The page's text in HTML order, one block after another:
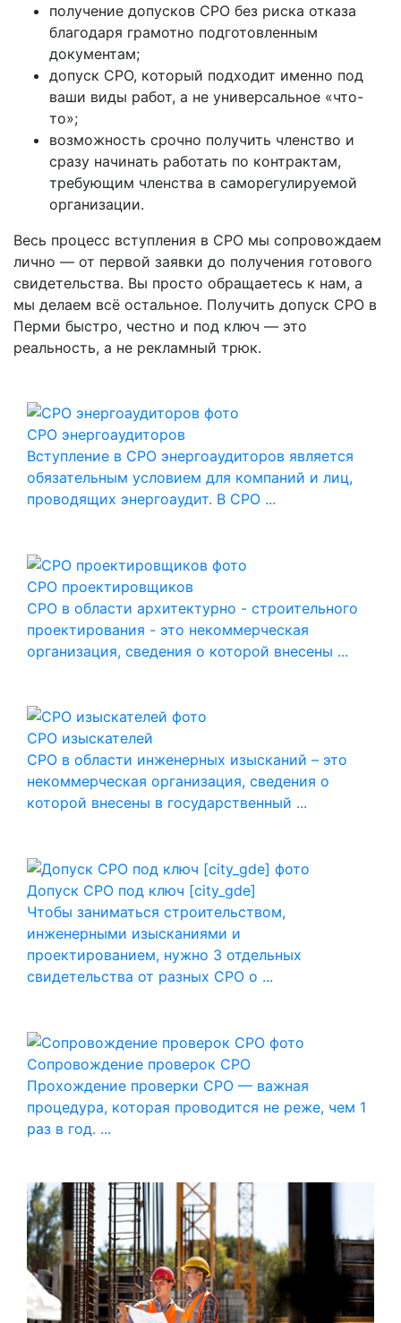
получение допусков СРО без риска отказа
благодаря грамотно подготовленным
документам;
допуск СРО, который подходит именно под
ваши виды работ, а не универсальное «что-
то»;
возможность срочно получить членство и
сразу начинать работать по контрактам,
требующим членства в саморегулируемой
организации.
Весь процесс вступления в СРО мы сопровождаем
лично — от первой заявки до получения готового
свидетельства. Вы просто обращаетесь к нам, а
мы делаем всё остальное. Получить допуск СРО в
Перми быстро, честно и под ключ — это
реальность, а не рекламный трюк.
СРО энергоаудиторов
Вступление в СРО энергоаудиторов является
обязательным условием для компаний и лиц,
проводящих энергоаудит. В СРО ...
СРО проектировщиков
СРО в области архитектурно - строительного
проектирования - это некоммерческая
организация, сведения о которой внесены ...
СРО изыскателей
СРО в области инженерных изысканий – это
некоммерческая организация, сведения о
которой внесены в государственный ...
Допуск СРО под ключ [city_gde]
Чтобы заниматься строительством,
инженерными изысканиями и
проектированием, нужно 3 отдельных
свидетельства от разных СРО о ...
Сопровождение проверок СРО
Прохождение проверки СРО — важная
процедура, которая проводится не реже, чем 1
раз в год. ...